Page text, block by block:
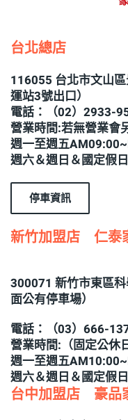
台北總店
116055 台北市文山
運站3號出口）
電話：（02）
營業時間:若無營業會
週一至週五
週六＆週日＆國定假
停車資訊
新竹加盟店 仁泰
300071 新竹市東區
面公有停車場）
電話：（03）666-
營業時間:（固定公休
週一至週五
週六＆週日＆國定假
台中加盟店 豪品